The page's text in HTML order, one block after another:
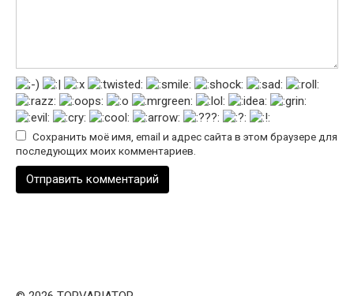
Сохранить моё имя, email и адрес сайта в этом браузере для
последующих моих комментариев.